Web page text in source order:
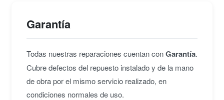
Garantía
Todas nuestras reparaciones cuentan conGarantía.
Cubre defectos del repuesto instalado y de la mano
de obra por el mismo servicio realizado, en
condiciones normales de uso.